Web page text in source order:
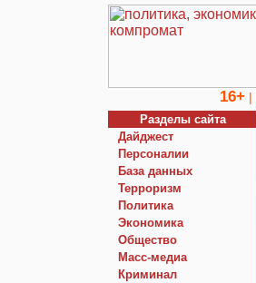
16+ |
Разделы сайта
Дайджест
Персоналии
База данных
Терроризм
Политика
Экономика
Общество
Macc-медиа
Криминал